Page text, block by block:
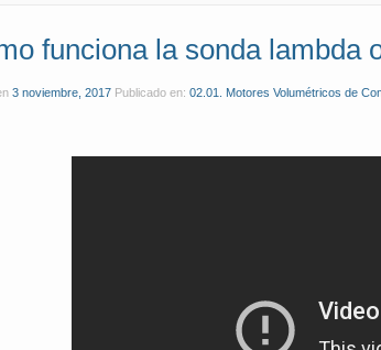
funciona la sonda lambda
3 noviembre, 2017 Publicado en: 02.01. Motores Volumétricos de